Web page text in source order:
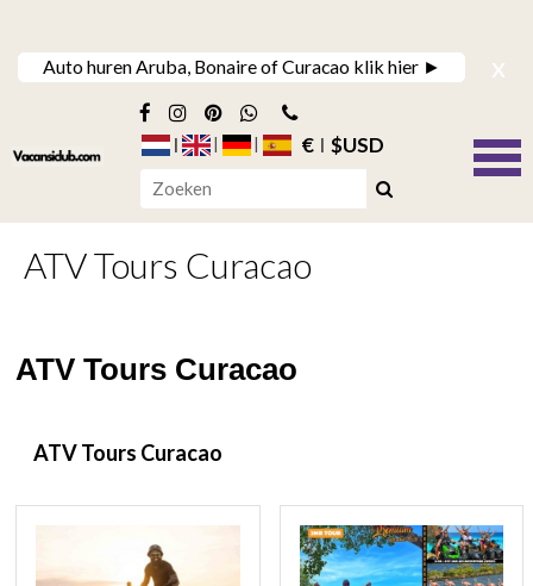
Auto huren Aruba, Bonaire of Curacao klik hier ► x
€ $USD
ATV Tours Curacao
ATV Tours Curacao
ATV Tours Curacao